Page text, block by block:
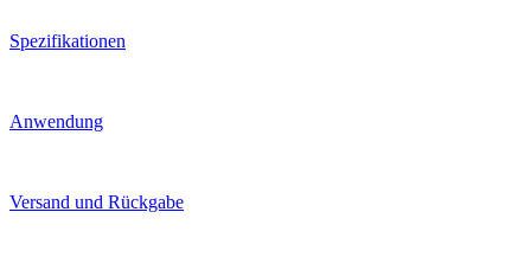
Spezifikationen
Anwendung
Versand und Rückgabe